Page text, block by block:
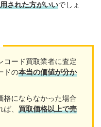
された方がいいでしょ
コード買取業者に査定
ドの本当の価値が分か
格にならなかった場合
、 買取価格以上で売